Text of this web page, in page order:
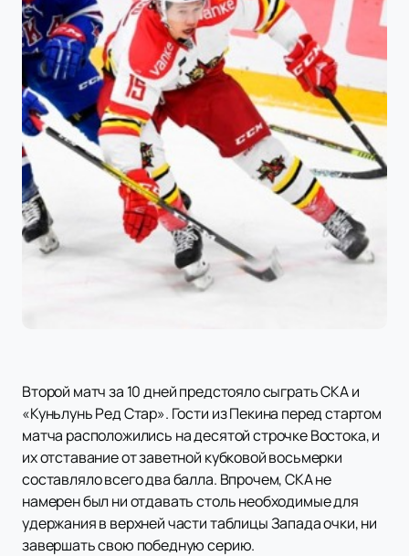
Второй матч за 10 дней предстояло сыграть СКА и
«Куньлунь Ред Стар». Гости из Пекина перед стартом
матча расположились на десятой строчке Востока, и
их отставание от заветной кубковой восьмерки
составляло всего два балла. Впрочем, СКА не
намерен был ни отдавать столь необходимые для
удержания в верхней части таблицы Запада очки, ни
завершать свою победную серию.